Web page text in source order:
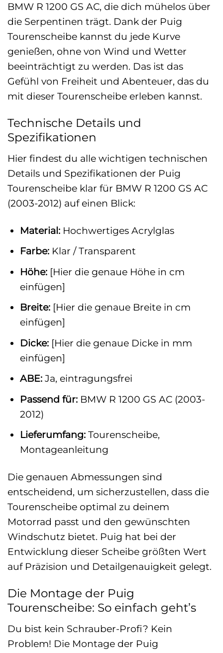
BMW R 1200 GS AC, die dich mühelos über
die Serpentinen trägt. Dank der Puig
Tourenscheibe kannst du jede Kurve
genießen, ohne von Wind und Wetter
beeinträchtigt zu werden. Das ist das
Gefühl von Freiheit und Abenteuer, das du
mit dieser Tourenscheibe erleben kannst.
Technische Details und
Spezifikationen
Hier findest du alle wichtigen technischen
Details und Spezifikationen der Puig
Tourenscheibe klar für BMW R 1200 GS AC
(2003-2012) auf einen Blick:
Material:Hochwertiges Acrylglas
Farbe:Klar / Transparent
Höhe:[Hier die genaue Höhe in cm
einfügen]
Breite:[Hier die genaue Breite in cm
einfügen]
Dicke:[Hier die genaue Dicke in mm
einfügen]
ABE:Ja, eintragungsfrei
Passend für:BMW R 1200 GS AC (2003-
2012)
Lieferumfang:Tourenscheibe,
Montageanleitung
Die genauen Abmessungen sind
entscheidend, um sicherzustellen, dass die
Tourenscheibe optimal zu deinem
Motorrad passt und den gewünschten
Windschutz bietet. Puig hat bei der
Entwicklung dieser Scheibe größten Wert
auf Präzision und Detailgenauigkeit gelegt.
Die Montage der Puig
Tourenscheibe: So einfach geht’s
Du bist kein Schrauber-Profi? Kein
Problem! Die Montage der Puig